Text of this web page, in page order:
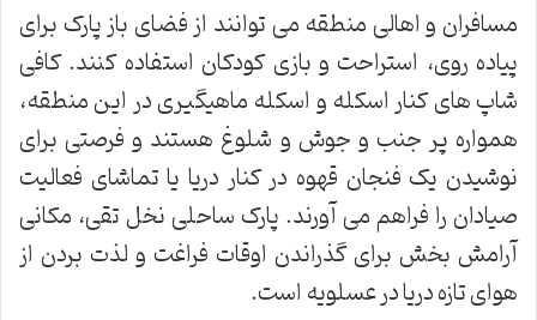
مسافران و اهالی منطقه می توانند از فضای باز پارک برای
پیاده روی، استراحت و بازی کودکان استفاده کنند. کافی
شاپ های کنار اسکله و اسکله ماهیگیری در این منطقه،
همواره پر جنب و جوش و شلوغ هستند و فرصتی برای
نوشیدن یک فنجان قهوه در کنار دریا یا تماشای فعالیت
صیادان را فراهم می آورند. پارک ساحلی نخل تقی، مکانی
آرامش بخش برای گذراندن اوقات فراغت و لذت بردن از
هوای تازه دریا در عسلویه است.